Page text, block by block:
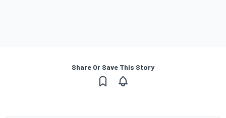
Share Or Save This Story